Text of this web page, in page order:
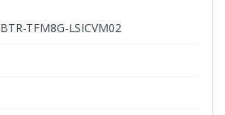
BTR-TFM8G-LSICVM02